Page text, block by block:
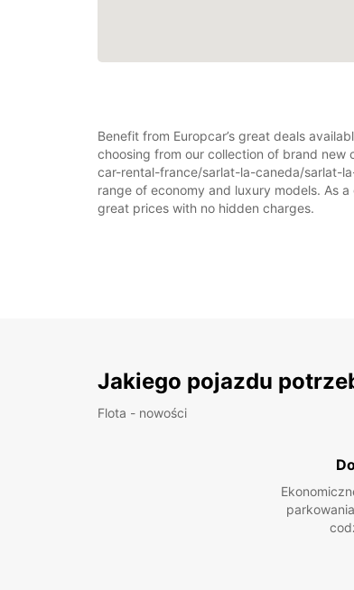
Benefit from Europcar’s great deals
choosing from our collection of brand
car-rental-france/sarlat-la-caneda/sarlat-
range of economy and luxury models. As
great prices with no hidden charges.
Jakiego pojazdu
Flota - nowości